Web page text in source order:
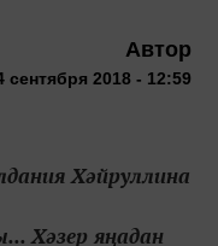
Автор
сентября 2018 - 12:59
Хәйруллина
Хәзер яңадан